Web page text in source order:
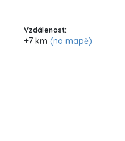
Vzdálenost:
+7 km (na mapě)